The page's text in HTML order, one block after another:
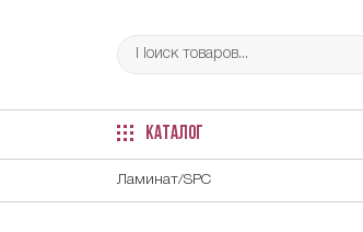
КАТАЛОГ
Ламинат/SPC